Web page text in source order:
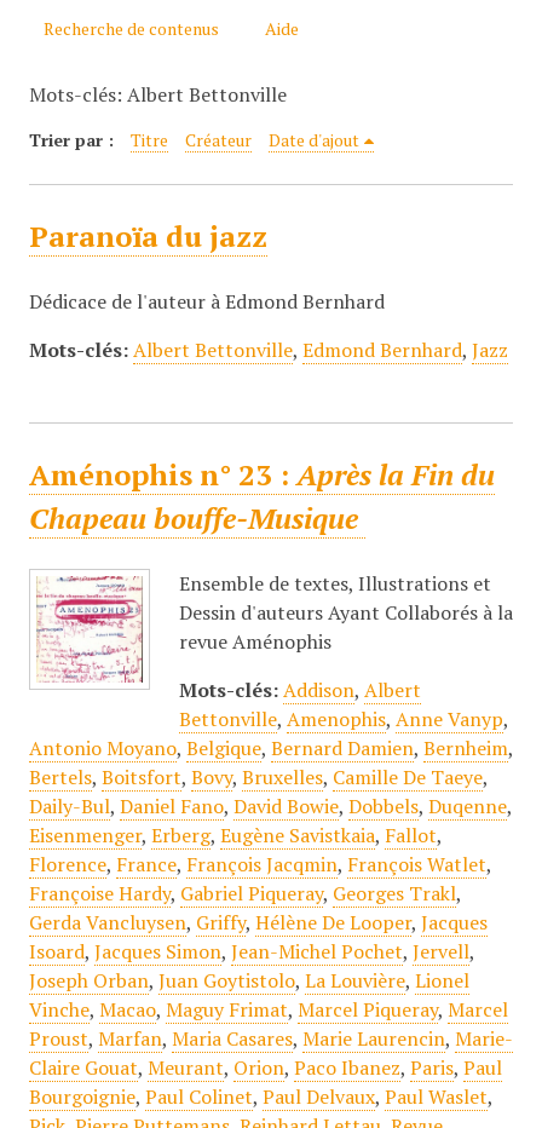
Recherche de contenus
Aide
Mots-clés: Albert Bettonville
Trier par : Titre Créateur Date d'ajout
Paranoïa du jazz
Dédicace de l'auteur à Edmond Bernhard
Mots-clés: Albert Bettonville, Edmond Bernhard, Jazz
Aménophis n° 23 :Après la Fin du
Chapeau bouffe-Musique
Ensemble de textes, Illustrations et
Dessin d'auteurs Ayant Collaborés à la
revue Aménophis
Mots-clés: Addison, Albert
Bettonville, Amenophis, Anne Vanyp,
Antonio Moyano, Belgique, Bernard Damien, Bernheim,
Bertels, Boitsfort, Bovy, Bruxelles, Camille De Taeye,
Daily-Bul, Daniel Fano, David Bowie, Dobbels, Duqenne,
Eisenmenger, Erberg, Eugène Savistkaia, Fallot,
Florence, France, François Jacqmin, François Watlet,
Françoise Hardy, Gabriel Piqueray, Georges Trakl,
Gerda Vancluysen, Griffy, Hélène De Looper, Jacques
Isoard, Jacques Simon, Jean-Michel Pochet, Jervell,
Joseph Orban, Juan Goytistolo, La Louvière, Lionel
Vinche, Macao, Maguy Frimat, Marcel Piqueray, Marcel
Proust, Marfan, Maria Casares, Marie Laurencin, Marie-
Claire Gouat, Meurant, Orion, Paco Ibanez, Paris, Paul
Bourgoignie, Paul Colinet, Paul Delvaux, Paul Waslet,